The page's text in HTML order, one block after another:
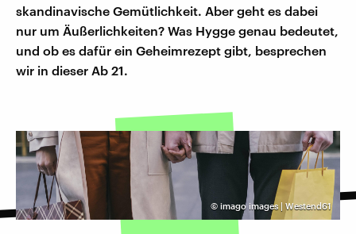
skandinavische Gemütlichkeit. Aber geht es dabei
nur um Äußerlichkeiten? Was Hygge genau bedeutet,
und ob es dafür ein Geheimrezept gibt, besprechen
wir in dieser Ab 21.
© imago images | Westend61